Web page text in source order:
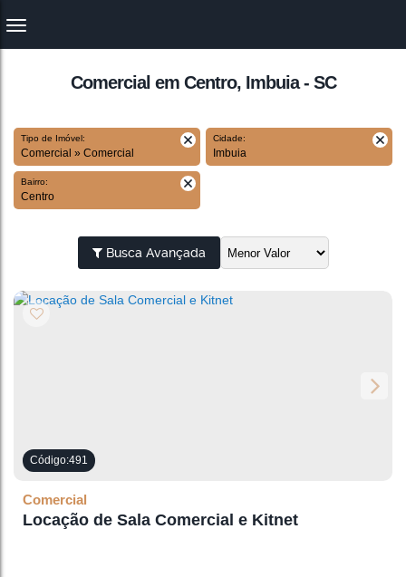
Comercial em Centro, Imbuia - SC
Tipo de Imóvel:
Comercial » Comercial
Cidade:
Imbuia
Bairro:
Centro
Busca Avançada
491
Locação de Sala Comercial e Kitnet
Comercial